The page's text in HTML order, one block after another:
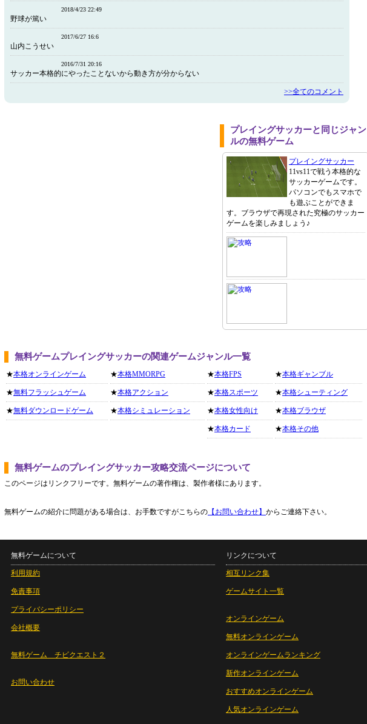
2018/4/23 22:49
野球が篤い
2017/6/27 16:6
山内こうせい
2016/7/31 20:16
サッカー本格的にやったことないから動き方が分からない
>>全てのコメント
プレイングサッカーと同じジャン
ルの無料ゲーム
プレイングサッカー
11vs11で戦う本格的な
サッカーゲームです。
パソコンでもスマホで
も遊ぶことができま
す。ブラウザで再現された究極のサッカー
ゲームを楽しみましょう♪
無料ゲームプレイングサッカーの関連ゲームジャンル一覧
★本格オンラインゲーム
★無料フラッシュゲーム
★無料ダウンロードゲーム
★本格MMORPG
★本格アクション
★本格シミュレーション
★本格FPS
★本格スポーツ
★本格女性向け
★本格カード
★本格ギャンブル
★本格シューティング
★本格ブラウザ
★本格その他
無料ゲームのプレイングサッカー攻略交流ページについて
このページはリンクフリーです。無料ゲームの著作権は、製作者様にあります。
無料ゲームの紹介に問題がある場合は、お手数ですがこちらの 【お問い合わせ】 からご連絡下さい。
無料ゲームについて
利用規約
免責事項
プライバシーポリシー
会社概要
無料ゲーム チビクエスト２
お問い合わせ
リンクについて
相互リンク集
ゲームサイト一覧
オンラインゲーム
無料オンラインゲーム
オンラインゲームランキング
新作オンラインゲーム
おすすめオンラインゲーム
人気オンラインゲーム